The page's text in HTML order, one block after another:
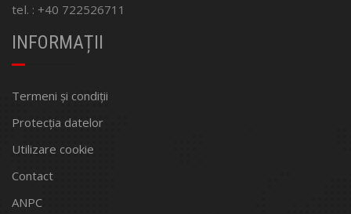
tel. : +40 722526711
INFORMAȚII
Termeni și condiții
Protecția datelor
Utilizare cookie
Contact
ANPC